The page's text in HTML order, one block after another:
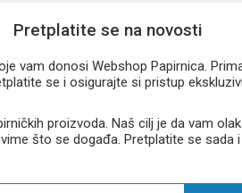
Pretplatite se na novosti
vam donosi Webshop Papirnica.
se i osigurajte si pristup
proizvoda. Naš cilj je da vam
što se događa. Pretplatite se sada